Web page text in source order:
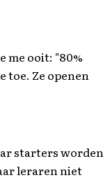
me ooit: "80%
toe. Ze openen
starters worden
leraren niet